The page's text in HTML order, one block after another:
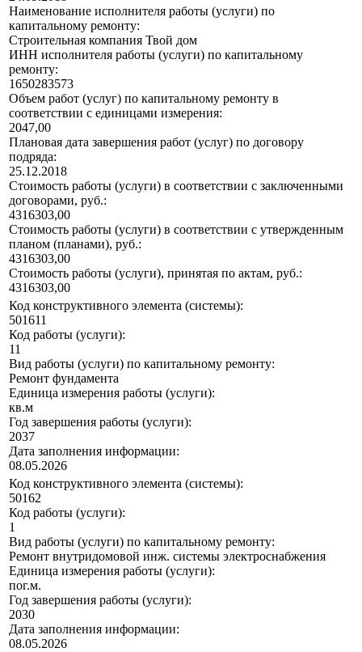
Наименование исполнителя работы (услуги) по
капитальному ремонту:
Строительная компания Твой дом
ИНН исполнителя работы (услуги) по капитальному
ремонту:
1650283573
Объем работ (услуг) по капитальному ремонту в
соответствии с единицами измерения:
2047,00
Плановая дата завершения работ (услуг) по договору
подряда:
25.12.2018
Стоимость работы (услуги) в соответствии с заключенными
договорами, руб.:
4316303,00
Стоимость работы (услуги) в соответствии с утвержденным
планом (планами), руб.:
4316303,00
Стоимость работы (услуги), принятая по актам, руб.:
4316303,00
Код конструктивного элемента (системы):
501611
Код работы (услуги):
11
Вид работы (услуги) по капитальному ремонту:
Ремонт фундамента
Единица измерения работы (услуги):
кв.м
Год завершения работы (услуги):
2037
Дата заполнения информации:
08.05.2026
Код конструктивного элемента (системы):
50162
Код работы (услуги):
1
Вид работы (услуги) по капитальному ремонту:
Ремонт внутридомовой инж. системы электроснабжения
Единица измерения работы (услуги):
пог.м.
Год завершения работы (услуги):
2030
Дата заполнения информации:
08.05.2026